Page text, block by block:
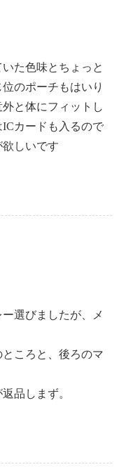
意
た色味とちょっと
のポーチもはいり
と体にフィットし
カードも入るので
しいです
選びましたが、メ
ころと、後ろのマ
品しまず。